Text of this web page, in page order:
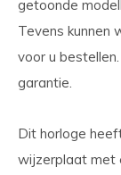
getoonde
Tevens kunnen
voor u
garantie.
Dit horloge
wijzerplaat met